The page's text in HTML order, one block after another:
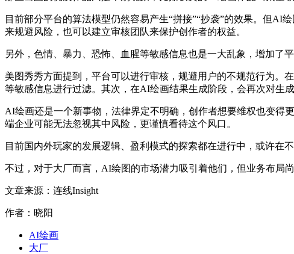
目前部分平台的算法模型仍然容易产生“拼接”“抄袭”的效果。但
来规避风险，也可以建立审核团队来保护创作者的权益。
另外，色情、暴力、恐怖、血腥等敏感信息也是一大乱象，增加了平
美图秀秀方面提到，平台可以进行审核，规避用户的不规范行为。
等敏感信息进行过滤。其次，在AI绘画结果生成阶段，会再次对生成
AI绘画还是一个新事物，法律界定不明确，创作者想要维权也变得
端企业可能无法忽视其中风险，更谨慎看待这个风口。
目前国内外玩家的发展逻辑、盈利模式的探索都在进行中，或许在
不过，对于大厂而言，AI绘图的市场潜力吸引着他们，但业务布局
文章来源：连线Insight
作者：晓阳
AI绘画
大厂